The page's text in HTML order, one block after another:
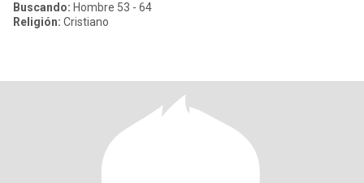
Buscando: Hombre 53 - 64
Religión: Cristiano